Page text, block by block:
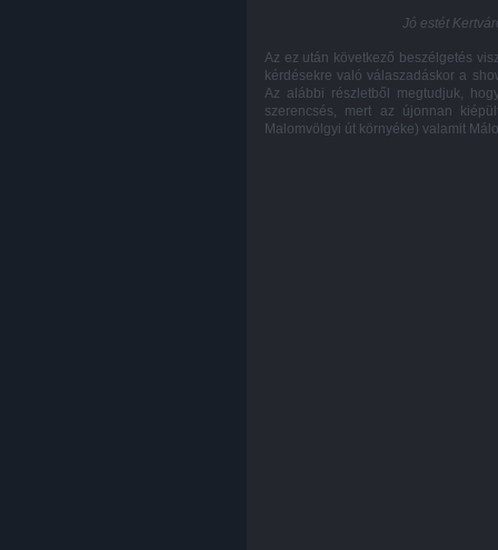
Jó estét
Az ez után következő beszélgetés
kérdésekre való válaszadáskor a
Az alábbi részletből megtudjuk,
szerencsés, mert az újonnan
Malomvölgyi út környéke) valamit